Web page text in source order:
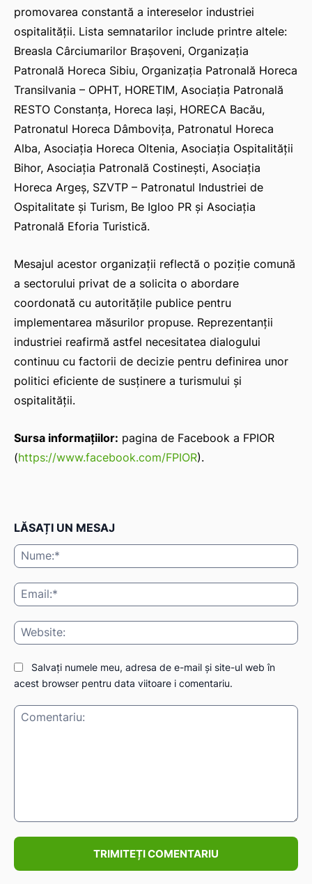
promovarea constantă a intereselor industriei
ospitalității. Lista semnatarilor include printre altele:
Breasla Cârciumarilor Brașoveni, Organizația
Patronală Horeca Sibiu, Organizația Patronală Horeca
Transilvania – OPHT, HORETIM, Asociația Patronală
RESTO Constanța, Horeca Iași, HORECA Bacău,
Patronatul Horeca Dâmbovița, Patronatul Horeca
Alba, Asociația Horeca Oltenia, Asociația Ospitalității
Bihor, Asociația Patronală Costinești, Asociația
Horeca Argeș, SZVTP – Patronatul Industriei de
Ospitalitate și Turism, Be Igloo PR și Asociația
Patronală Eforia Turistică.
Mesajul acestor organizații reflectă o poziție comună
a sectorului privat de a solicita o abordare
coordonată cu autoritățile publice pentru
implementarea măsurilor propuse. Reprezentanții
industriei reafirmă astfel necesitatea dialogului
continuu cu factorii de decizie pentru definirea unor
politici eficiente de susținere a turismului și
ospitalității.
Sursa informațiilor: pagina de Facebook a FPIOR
(https://www.facebook.com/FPIOR).
LĂSAȚI UN MESAJ
Salvați numele meu, adresa de e-mail și site-ul web în
acest browser pentru data viitoare i comentariu.